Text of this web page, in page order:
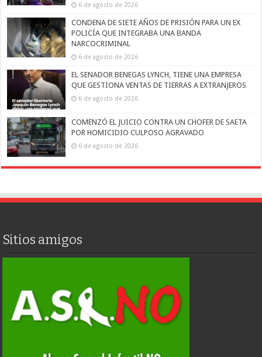
6 de agosto de 2026
CONDENA DE SIETE AÑOS DE PRISIÓN PARA UN EX
POLICÍA QUE INTEGRABA UNA BANDA
NARCOCRIMINAL
6 de agosto de 2026
EL SENADOR BENEGAS LYNCH, TIENE UNA EMPRESA
QUE GESTIONA VENTAS DE TIERRAS A EXTRANJEROS
6 de agosto de 2026
COMENZÓ EL JUICIO CONTRA UN CHOFER DE SAETA
POR HOMICIDIO CULPOSO AGRAVADO
6 de agosto de 2026
Sitios amigos